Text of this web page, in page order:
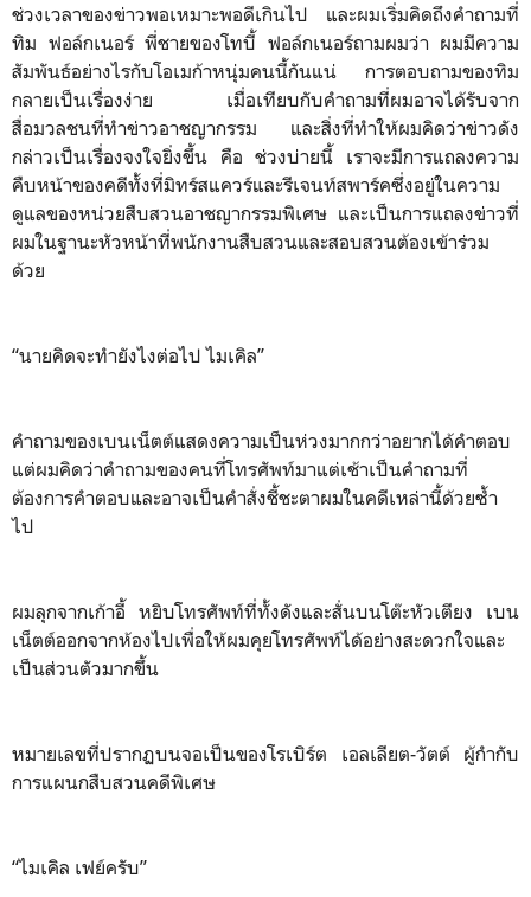
ช่วงเวลาของข่าวพอเหมาะพอดีเกินไป และผมเริ่มคิดถึงคำถามที่
ทิม ฟอล์กเนอร์ พี่ชายของโทบี้ ฟอล์กเนอร์ถามผมว่า ผมมีความ
สัมพันธ์อย่างไรกับโอเมก้าหนุ่มคนนี้กันแน่ การตอบถามของทิม
กลายเป็นเรื่องง่าย เมื่อเทียบกับคำถามที่ผมอาจได้รับจาก
สื่อมวลชนที่ทำข่าวอาชญากรรม และสิ่งที่ทำให้ผมคิดว่าข่าวดัง
กล่าวเป็นเรื่องจงใจยิ่งขึ้น คือ ช่วงบ่ายนี้ เราจะมีการแถลงความ
คืบหน้าของคดีทั้งที่มิทร์สแควร์และรีเจนท์สพาร์คซึ่งอยู่ในความ
ดูแลของหน่วยสืบสวนอาชญากรรมพิเศษ และเป็นการแถลงข่าวที่
ผมในฐานะหัวหน้าที่พนักงานสืบสวนและสอบสวนต้องเข้าร่วม
ด้วย
“นายคิดจะทำยังไงต่อไป ไมเคิล”
คำถามของเบนเน็ตต์แสดงความเป็นห่วงมากกว่าอยากได้คำตอบ
แต่ผมคิดว่าคำถามของคนที่โทรศัพท์มาแต่เช้าเป็นคำถามที่
ต้องการคำตอบและอาจเป็นคำสั่งชี้ชะตาผมในคดีเหล่านี้ด้วยซ้ำ
ไป
ผมลุกจากเก้าอี้ หยิบโทรศัพท์ที่ทั้งดังและสั่นบนโต๊ะหัวเตียง เบน
เน็ตต์ออกจากห้องไปเพื่อให้ผมคุยโทรศัพท์ได้อย่างสะดวกใจและ
เป็นส่วนตัวมากขึ้น
หมายเลขที่ปรากฏบนจอเป็นของโรเบิร์ต เอลเลียต-วัตต์ ผู้กำกับ
การแผนกสืบสวนคดีพิเศษ
“ไมเคิล เฟย์ครับ”